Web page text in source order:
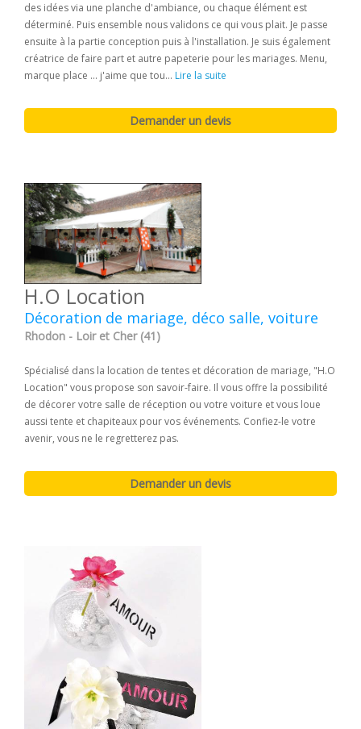
des idées via une planche d'ambiance, ou chaque élément est
déterminé. Puis ensemble nous validons ce qui vous plait. Je passe
ensuite à la partie conception puis à l'installation. Je suis également
créatrice de faire part et autre papeterie pour les mariages. Menu,
marque place ... j'aime que tou... Lire la suite
H.O Location
Décoration de mariage, déco salle, voiture
Rhodon - Loir et Cher (41)
Spécialisé dans la location de tentes et décoration de mariage, "H.O
Location" vous propose son savoir-faire. Il vous offre la possibilité
de décorer votre salle de réception ou votre voiture et vous loue
aussi tente et chapiteaux pour vos événements. Confiez-le votre
avenir, vous ne le regretterez pas.